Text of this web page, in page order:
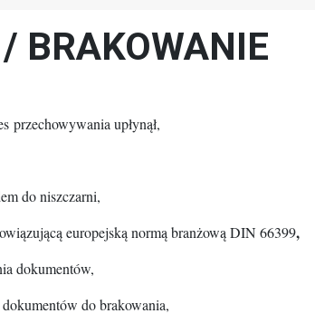
BRAKOWANIE
przechowywania upłynął,
do niszczarni,
europejską normą branżową DIN 66399,
dokumentów,
do brakowania,